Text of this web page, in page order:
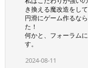
き換える魔改造をして
円滑にゲーム作るな
た！
何かと、フォーラム
す。
2024-08-11